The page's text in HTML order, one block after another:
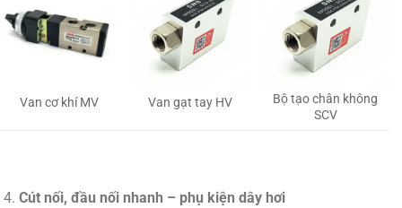
Van cơ khí MV Van gạt tay HV
Bộ tạo chân không
SCV
Cút nối, đầu nối nhanh – phụ kiện dây hơi